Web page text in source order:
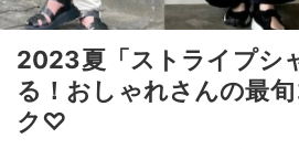
2023夏「ストライプシ
る！おしゃれさんの最
ク♡